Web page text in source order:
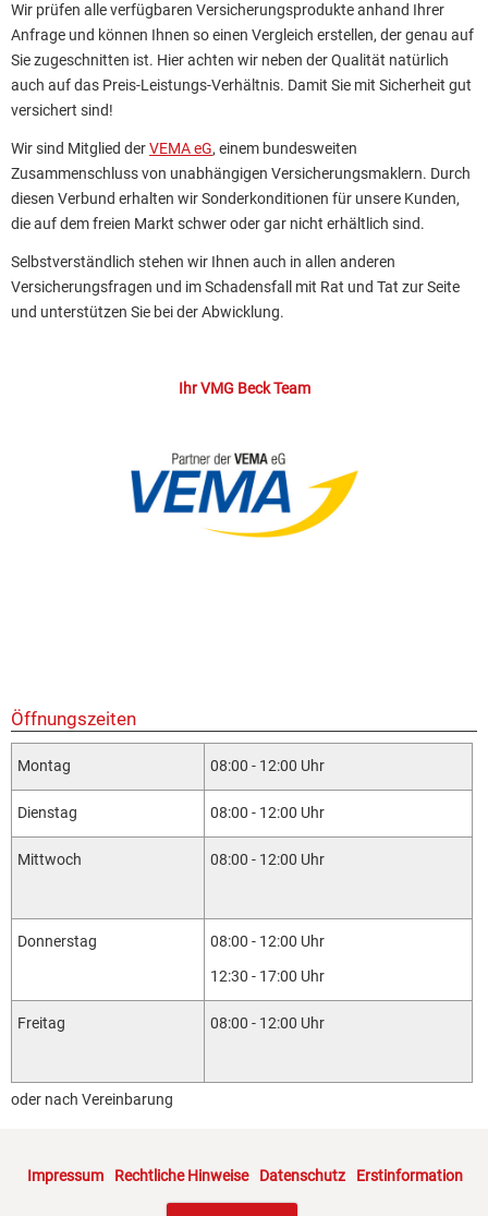
Wir prüfen alle verfügbaren Versicherungsprodukte anhand Ihrer
Anfrage und können Ihnen so einen Vergleich erstellen, der genau auf
Sie zugeschnitten ist. Hier achten wir neben der Qualität natürlich
auch auf das Preis-Leistungs-Verhältnis. Damit Sie mit Sicherheit gut
versichert sind!
Wir sind Mitglied derVEMA eG, einem bundesweiten
Zusammenschluss von unabhängigen Ver­sicherungs­maklern. Durch
diesen Verbund erhalten wir Sonderkonditionen für unsere Kunden,
die auf dem freien Markt schwer oder gar nicht erhältlich sind.
Selbstverständlich stehen wir Ihnen auch in allen anderen
Versicherungsfragen und im Schadensfall mit Rat und Tat zur Seite
und unterstützen Sie bei der Abwicklung.
Ihr VMG Beck Team
Öffnungszeiten
Montag 08:00 - 12:00 Uhr
Dienstag 08:00 - 12:00 Uhr
Mittwoch 08:00 - 12:00 Uhr
Donnerstag
08:00 - 12:00 Uhr
12:30 - 17:00 Uhr
Freitag 08:00 - 12:00 Uhr
oder nach Vereinbarung
Impressum Rechtliche Hinweise· Datenschutz Erstinformation